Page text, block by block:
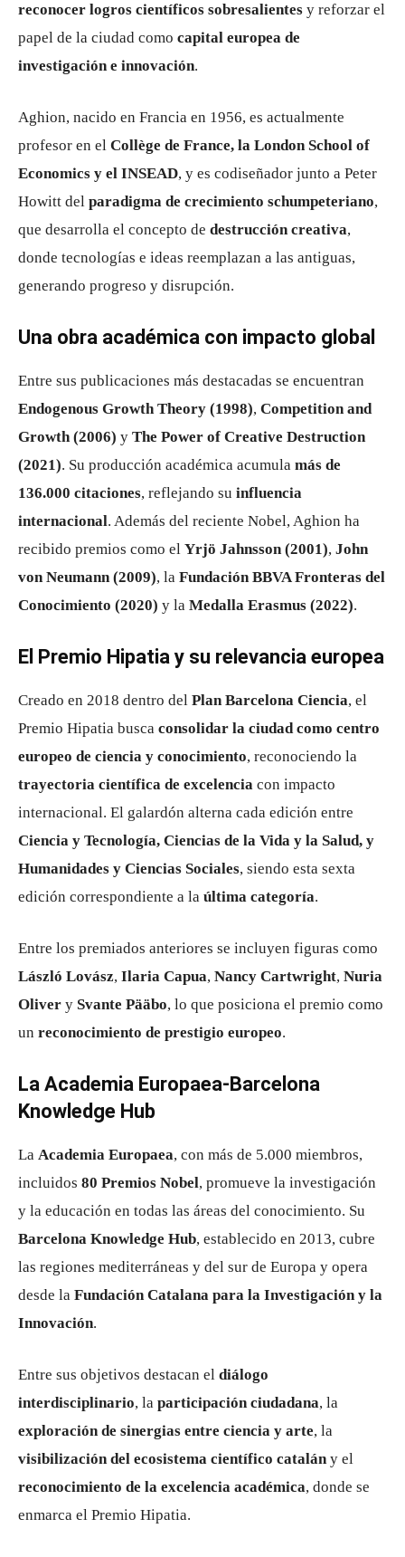
reconocer logros científicos sobresalientes y reforzar el
papel de la ciudad como capital europea de
investigación e innovación.
Aghion, nacido en Francia en 1956, es actualmente
profesor en el Collège de France, la London School of
Economics y el INSEAD, y es codiseñador junto a Peter
Howitt del paradigma de crecimiento schumpeteriano,
que desarrolla el concepto de destrucción creativa,
donde tecnologías e ideas reemplazan a las antiguas,
generando progreso y disrupción.
Una obra académica con impacto global
Entre sus publicaciones más destacadas se encuentran
Endogenous Growth Theory (1998), Competition and
Growth (2006) y The Power of Creative Destruction
(2021). Su producción académica acumula más de
136.000 citaciones, reflejando su influencia
internacional. Además del reciente Nobel, Aghion ha
recibido premios como el Yrjö Jahnsson (2001), John
von Neumann (2009), la Fundación BBVA Fronteras del
Conocimiento (2020) y la Medalla Erasmus (2022).
El Premio Hipatia y su relevancia europea
Creado en 2018 dentro del Plan Barcelona Ciencia, el
Premio Hipatia busca consolidar la ciudad como centro
europeo de ciencia y conocimiento, reconociendo la
trayectoria científica de excelencia con impacto
internacional. El galardón alterna cada edición entre
Ciencia y Tecnología, Ciencias de la Vida y la Salud, y
Humanidades y Ciencias Sociales, siendo esta sexta
edición correspondiente a la última categoría.
Entre los premiados anteriores se incluyen figuras como
László Lovász, Ilaria Capua, Nancy Cartwright, Nuria
Oliver y Svante Pääbo, lo que posiciona el premio como
un reconocimiento de prestigio europeo.
La Academia Europaea-Barcelona
Knowledge Hub
La Academia Europaea, con más de 5.000 miembros,
incluidos 80 Premios Nobel, promueve la investigación
y la educación en todas las áreas del conocimiento. Su
Barcelona Knowledge Hub, establecido en 2013, cubre
las regiones mediterráneas y del sur de Europa y opera
desde la Fundación Catalana para la Investigación y la
Innovación.
Entre sus objetivos destacan el diálogo
interdisciplinario, la participación ciudadana, la
exploración de sinergias entre ciencia y arte, la
visibilización del ecosistema científico catalány el
reconocimiento de la excelencia académica, donde se
enmarca el Premio Hipatia.